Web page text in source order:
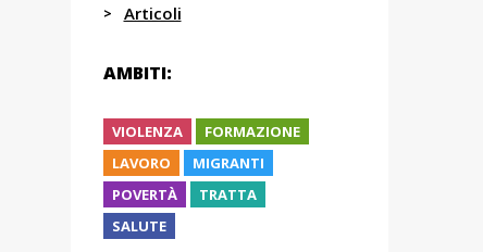
Articoli
AMBITI:
VIOLENZA
FORMAZIONE
LAVORO
MIGRANTI
POVERTÀ
TRATTA
SALUTE